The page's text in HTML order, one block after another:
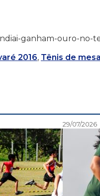
ganham-ouro-no-
2016, Tênis de mesa
29/07/2026